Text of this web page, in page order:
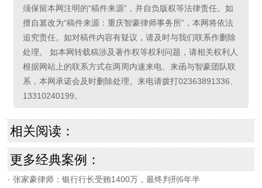
须保留本网注明的“稿件来源”，并自负版权等法律责任。如
擅自篡改为“稿件来源：重庆智豪律师事务所”，本网将依法
追究责任。如对稿件内容有疑议，请及时与我们联系作删除
处理。 如本网转载稿涉及著作权等权利问题，请相关权利人
根据网站上的联系方式在两周内速来电、来函与智豪团队联
系，本网承诺会及时删除处理。来电请拨打02363891336、
13310240199。
相关阅读：
更多经典案例：
· 张家豪律师：银行行长受贿1400万，最终判刑6年半